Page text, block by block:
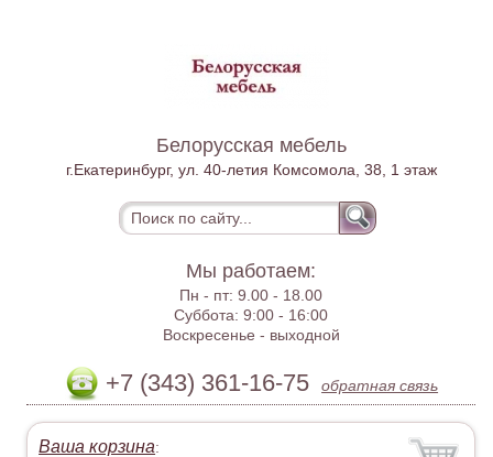
Белорусская мебель
г.Екатеринбург, ул. 40-летия Комсомола, 38, 1 этаж
Мы работаем:
Пн - пт:9.00 - 18.00
Суббота:9:00 - 16:00
Воскресенье - выходной
+7 (343) 361-16-75 обратная связь
Ваша корзина: